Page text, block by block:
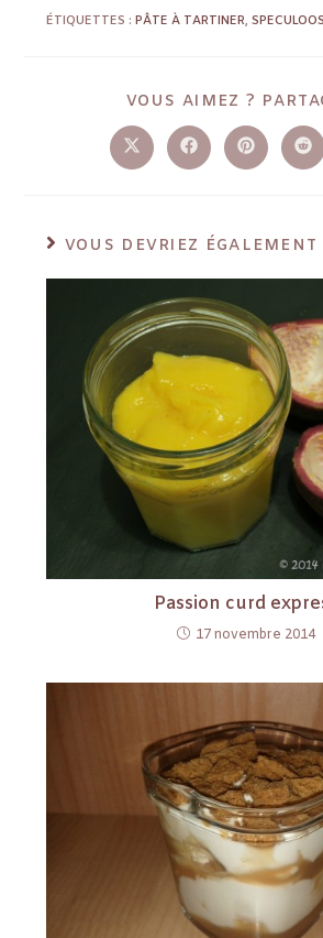
ÉTIQUETTES :PÂTE À TARTINER, SPECULOOS
VOUS AIMEZ ?
VOUS DEVRIEZ ÉGALEMENT
Passion curd
17 novembre 2014